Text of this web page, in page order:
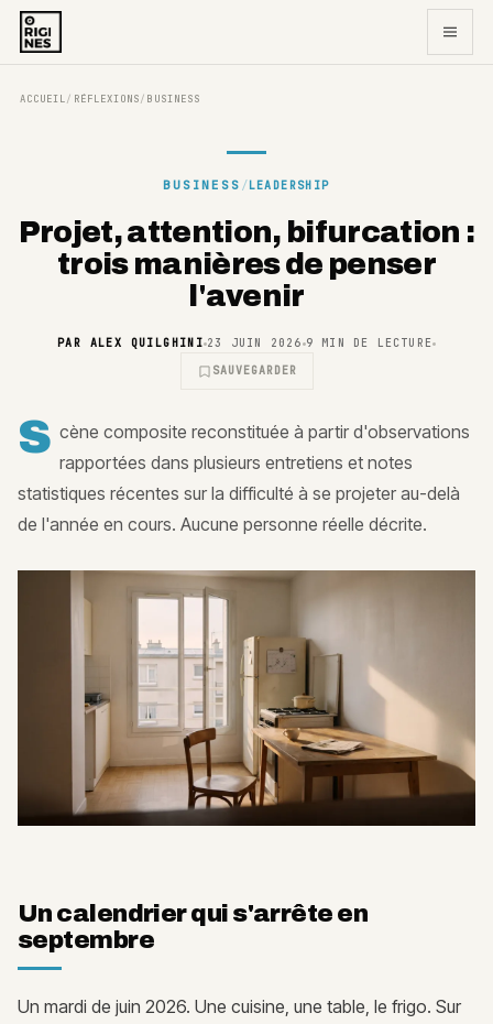
ACCUEIL / RÉFLEXIONS / BUSINESS
BUSINESS /LEADERSHIP
Projet, attention, bifurcation :
trois manières de penser
l'avenir
PAR ALEX QUILGHINI 23 JUIN 2026 9 MIN DE LECTURE
SAUVEGARDER
S cène composite reconstituée à partir d'observations
rapportées dans plusieurs entretiens et notes
statistiques récentes sur la difficulté à se projeter au-delà
de l'année en cours. Aucune personne réelle décrite.
Un calendrier qui s'arrête en
septembre
Un mardi de juin 2026. Une cuisine, une table, le frigo. Sur